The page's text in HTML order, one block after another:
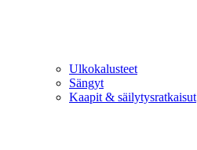
Ulkokalusteet
Sängyt
Kaapit & säilytysratkaisut